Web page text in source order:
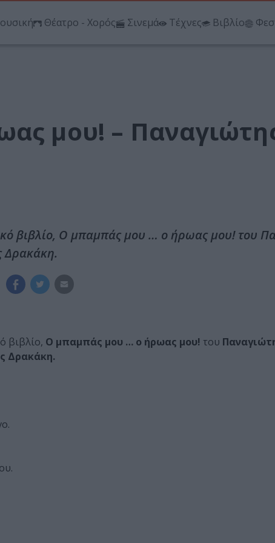
Θέατρο - Χορός Σινεμά Τέχνες Βιβλίο
μου! –
βιβλίο, Ο μπαμπάς μου … ο ήρωας μου! του
Δρακάκη.
βιβλίο, Ο μπαμπάς μου … ο ήρωας μου! του
Δρακάκη.